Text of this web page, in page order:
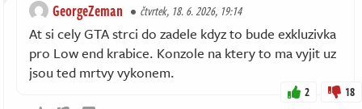
GeorgeZeman čtvrtek, 18. 6. 2026, 19:14
At si cely GTA strci do zadele kdyz to bude exkluzivka
pro Low end krabice. Konzole na ktery to ma vyjit uz
jsou ted mrtvy vykonem.
2 18